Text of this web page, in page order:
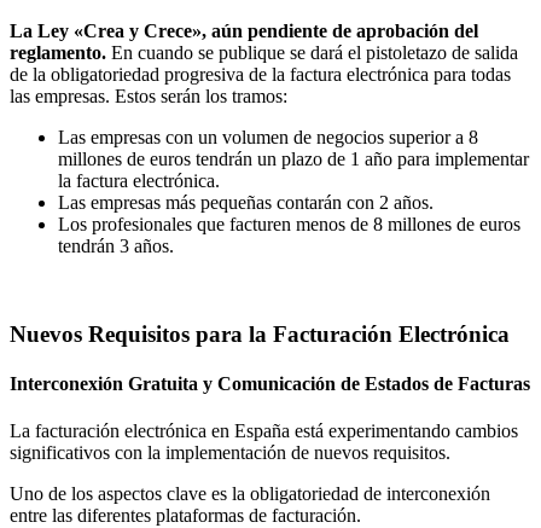
La Ley «Crea y Crece», aún pendiente de aprobación del
reglamento. En cuando se publique se dará el pistoletazo de salida
de la obligatoriedad progresiva de la factura electrónica para todas
las empresas. Estos serán los tramos:
Las empresas con un volumen de negocios superior a 8
millones de euros tendrán un plazo de 1 año para implementar
la factura electrónica.
Las empresas más pequeñas contarán con 2 años.
Los profesionales que facturen menos de 8 millones de euros
tendrán 3 años.
Nuevos Requisitos para la Facturación Electrónica
Interconexión Gratuita y Comunicación de Estados de Facturas
La facturación electrónica en España está experimentando cambios
significativos con la implementación de nuevos requisitos.
Uno de los aspectos clave es la obligatoriedad de interconexión
entre las diferentes plataformas de facturación.